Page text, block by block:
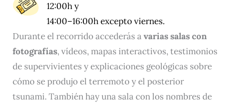
12:00h y
14:00–16:00h excepto viernes.
Durante el recorrido accederás avarias salas con
fotografías, vídeos, mapas interactivos, testimonios
de supervivientes y explicaciones geológicas sobre
cómo se produjo el terremoto y el posterior
tsunami. También hay una sala con los nombres de